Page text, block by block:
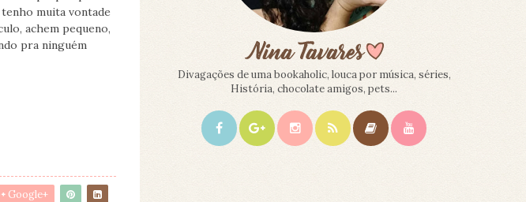
muita vontade
achem pequeno,
pra ninguém
Google+
Divagações de uma bookaholic, louca por música, séries,
História, chocolate amigos, pets...